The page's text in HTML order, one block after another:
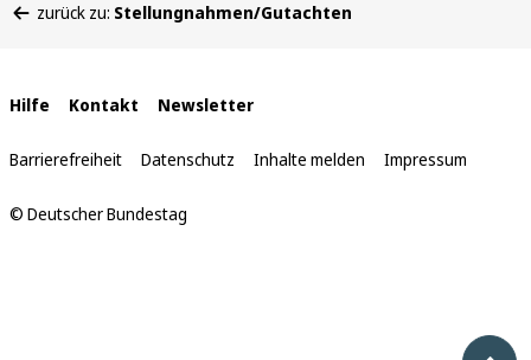
befinden
zurück zu: Stellungnahmen/Gutachten
Interne
Links
Hilfe Kontakt Newsletter
Barrierefreiheit Datenschutz Inhalte melden Impressum
© Deutscher Bundestag